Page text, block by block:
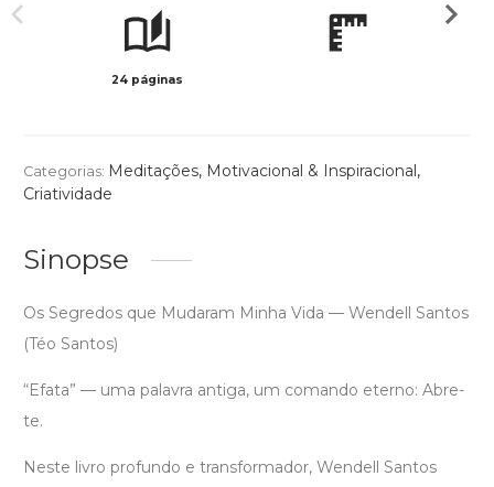
24 páginas
Categorias: Meditações, Motivacional & Inspiracional ,
Criatividade
Sinopse
Os Segredos que Mudaram Minha Vida — Wendell Santos
(Téo Santos)
“Efata” — uma palavra antiga, um comando eterno: Abre-
te.
Neste livro profundo e transformador, Wendell Santos